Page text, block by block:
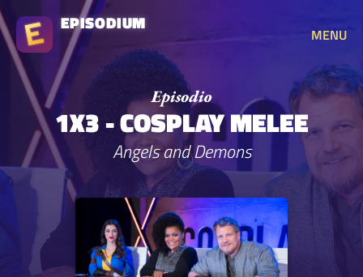
EPISODIUM
MENU
1X3 - COSPLAY MELEE
Angels and Demons